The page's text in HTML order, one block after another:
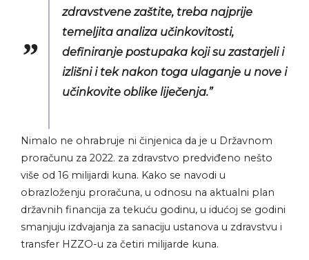
zdravstvene zaštite, treba najprije
temeljita analiza učinkovitosti,
definiranje postupaka koji su zastarjeli i
izlišni i tek nakon toga ulaganje u nove i
učinkovite oblike liječenja.”
Nimalo ne ohrabruje ni činjenica da je u Državnom
proračunu za 2022. za zdravstvo predviđeno nešto
više od 16 milijardi kuna. Kako se navodi u
obrazloženju proračuna, u odnosu na aktualni plan
državnih financija za tekuću godinu, u idućoj se godini
smanjuju izdvajanja za sanaciju ustanova u zdravstvu i
transfer HZZO-u za četiri milijarde kuna.